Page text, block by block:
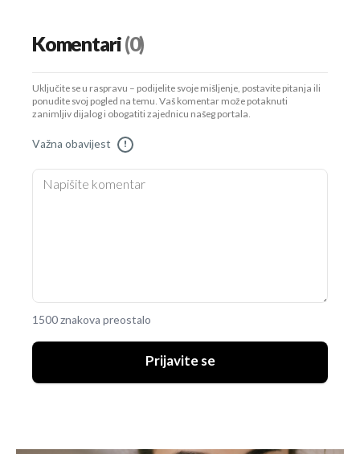
Komentari(0)
Uključite se u raspravu – podijelite svoje mišljenje, postavite pitanja ili
ponudite svoj pogled na temu. Vaš komentar može potaknuti
zanimljiv dijalog i obogatiti zajednicu našeg portala.
Važna obavijest !
1500 znakova preostalo
Prijavite se